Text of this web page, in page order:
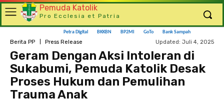
Pemuda Katolik
Pro Ecclesia et Patria
Petra Digital BKKBN BP2MI GoTo Bank Sampah
Berita PP Press Release Updated: Juli 4, 2025
Geram Dengan Aksi Intoleran di
Sukabumi, Pemuda Katolik Desak
Proses Hukum dan Pemulihan
Trauma Anak